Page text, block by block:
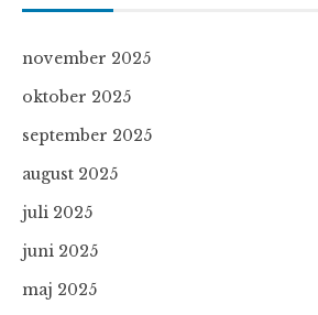
november 2025
oktober 2025
september 2025
august 2025
juli 2025
juni 2025
maj 2025